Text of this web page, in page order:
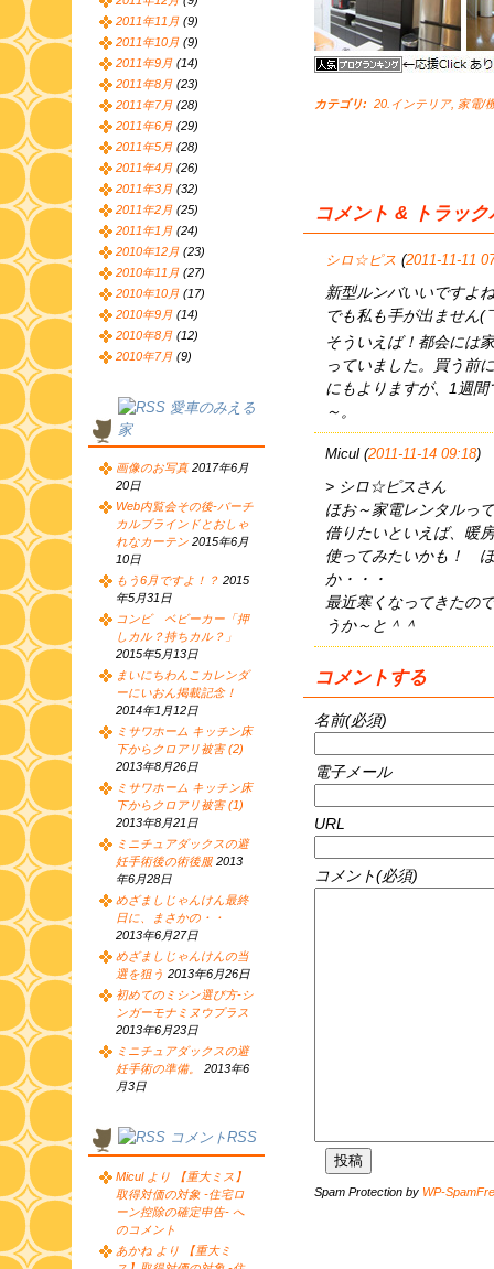
カテゴリ: 20.インテリア, 家電/
コメント & トラック
シロ☆ピス (2011-11-11
新型ルンバいいですよ
でも私も手が出ません(
そういえば！都会には
っていました。買う前
にもよりますが、1週
～。
Micul (2011-11-14 09:18)
> シロ☆ピスさん
ほお～家電レンタルっ
借りたいといえば、暖
使ってみたいかも！
か・・・
最近寒くなってきたの
うか～と＾＾
コメントする
名前(必須)
電子メール
URL
コメント(必須)
Spam Protection by WP-
2011年11月 (9)
2011年10月 (9)
2011年9月 (14)
2011年8月 (23)
2011年7月 (28)
2011年6月 (29)
2011年5月 (28)
2011年4月 (26)
2011年3月 (32)
2011年2月 (25)
2011年1月 (24)
2010年12月 (23)
2010年11月 (27)
2010年10月 (17)
2010年9月 (14)
2010年8月 (12)
2010年7月 (9)
愛車のみえる
家
画像のお写真 2017年6月
20日
Web内覧会その後-バーチ
カルブラインドとおしゃ
れなカーテン 2015年6月
10日
もう6月ですよ！？ 2015
年5月31日
コンビ ベビーカー「押
しカル？持ちカル？」
2015年5月13日
まいにちわんこカレンダ
ーにいおん掲載記念！
2014年1月12日
ミサワホーム キッチン床
下からクロアリ被害 (2)
2013年8月26日
ミサワホーム キッチン床
下からクロアリ被害 (1)
2013年8月21日
ミニチュアダックスの避
妊手術後の術後服 2013
年6月28日
めざましじゃんけん最終
日に、まさかの・・
2013年6月27日
めざましじゃんけんの当
選を狙う 2013年6月26日
初めてのミシン選び方-シ
ンガーモナミヌウプラス
2013年6月23日
ミニチュアダックスの避
妊手術の準備。
2013年6
月3日
コメントRSS
Micul より 【重大ミス】
取得対価の対象 -住宅ロ
ーン控除の確定申告- へ
のコメント
あかね より 【重大ミ